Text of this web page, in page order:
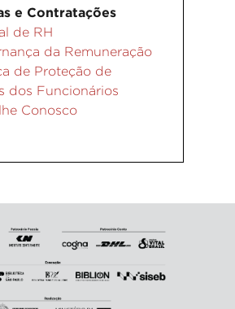
e Contratações
de RH
da Remuneração
de Proteção de
dos Funcionários
Conosco